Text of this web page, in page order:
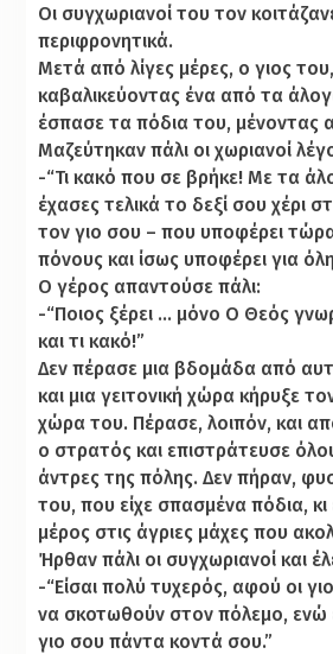
Οι συγχωριανοί του τον
περιφρονητικά.
Μετά από λίγες μέρες, ο γιος του,
καβαλικεύοντας ένα από τα
έσπασε τα πόδια του, μένοντας
Μαζεύτηκαν πάλι οι χωριανοί
-“Τι κακό που σε βρήκε! Με τα
έχασες τελικά το δεξί σου χέρι
τον γιο σου – που υποφέρει
πόνους και ίσως υποφέρει για
Ο γέρος απαντούσε πάλι:
-“Ποιος ξέρει … μόνο Ο Θεός
και τι κακό!”
Δεν πέρασε μια βδομάδα από
και μια γειτονική χώρα κήρυξε
χώρα του. Πέρασε, λοιπόν, και
ο στρατός και επιστράτευσε
άντρες της πόλης. Δεν πήραν,
του, που είχε σπασμένα πόδια, κι
μέρος στις άγριες μάχες που
Ήρθαν πάλι οι συγχωριανοί και
-“Είσαι πολύ τυχερός, αφού οι
να σκοτωθούν στον πόλεμο, ενώ
γιο σου πάντα κοντά σου.”